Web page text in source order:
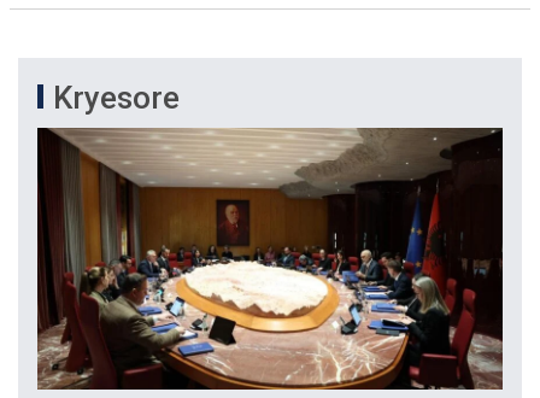
Kryesore